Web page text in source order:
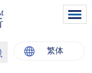
繁体